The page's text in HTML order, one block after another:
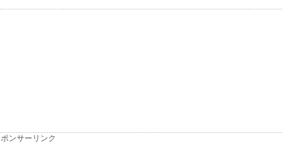
ポンサーリンク